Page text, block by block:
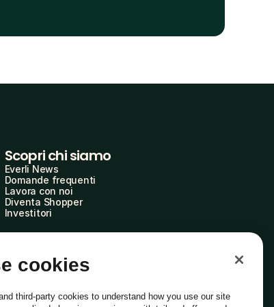
Scopri chi siamo
Everli News
Domande frequenti
Lavora con noi
Diventa Shopper
Investitori
cookies
third-party cookies to understand how you use our site